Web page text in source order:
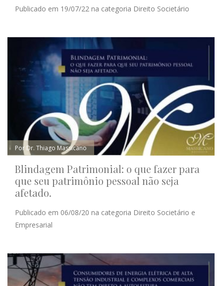
Publicado em 19/07/22 na categoria Direito Societário
Por Dr. Thiago Massicano
Blindagem Patrimonial: o que fazer para
que seu patrimônio pessoal não seja
afetado.
Publicado em 06/08/20 na categoria Direito Societário e
Empresarial